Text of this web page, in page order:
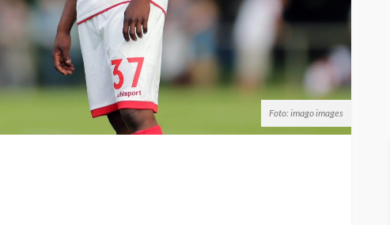
Foto: imago images